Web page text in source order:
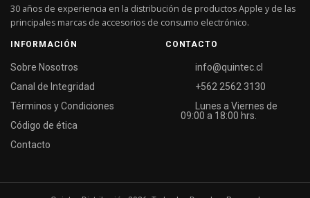
30 años de experiencia en la distribución de productos Apple y de las
principales marcas de accesorios de consumo electrónico.
INFORMACIÓN
Sobre Nosotros
Canal de Integridad
Términos y Condiciones
Código de ética
Contacto
CONTACTO
info@quintec.cl
+562 2562 3130
Lunes a Viernes de
09:00 a 18:00 hrs.